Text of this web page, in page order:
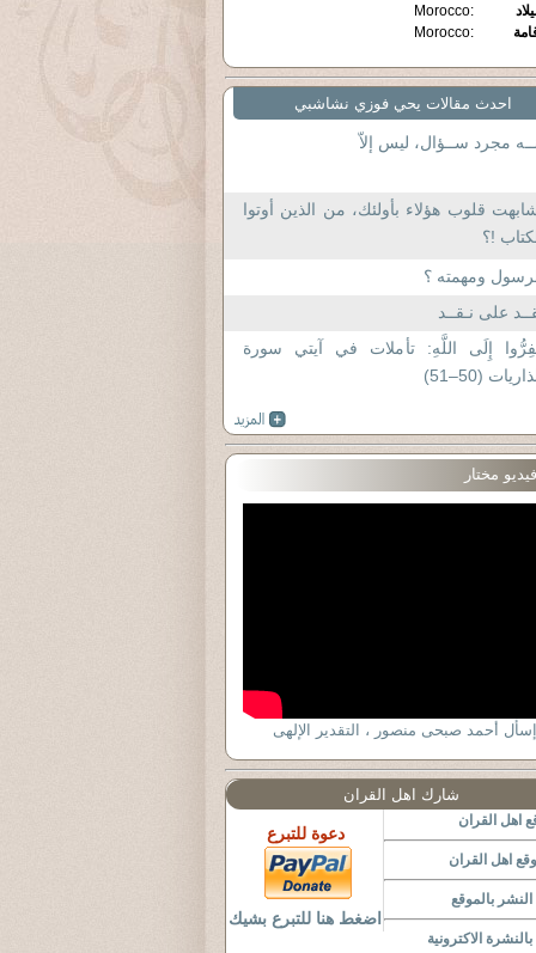
:
Morocco
:
Morocco
احدث مقالات يحي فوزي نشاشبي
مجرد ســؤال، ليس إلاّ
قلوب هؤلاء بأولئك، من الذين أوتوا
!؟
ومهمته ؟
على نـقــد
إِلَى اللَّهِ: تأملات في آيتي سورة
(50–51)
فيديو مختار
إسأل أحمد صبحى منصور ، التقدير الإلهى
شارك اهل القران
اهل القران
اهل القران
بالموقع
الاكترونية
دعوة للتبرع
اضغط هنا للتبرع بشيك